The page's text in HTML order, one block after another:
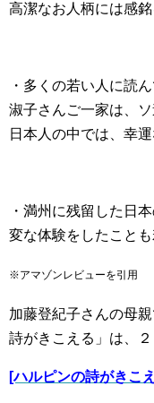
高潔なお人柄には感銘
・多くの若い人に読
淑子さんご一家は、
日本人の中では、幸
・満州に残留した日
変な体験をしたこと
※アマゾンレビューを引用
加藤登紀子さんの母
詩がきこえる」は、
[ハルピンの詩がきこ